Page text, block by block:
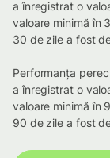
a înregistrat o
valoare minimă în
30 de zile a fost
Performanța
a înregistrat o
valoare minimă în
90 de zile a fost